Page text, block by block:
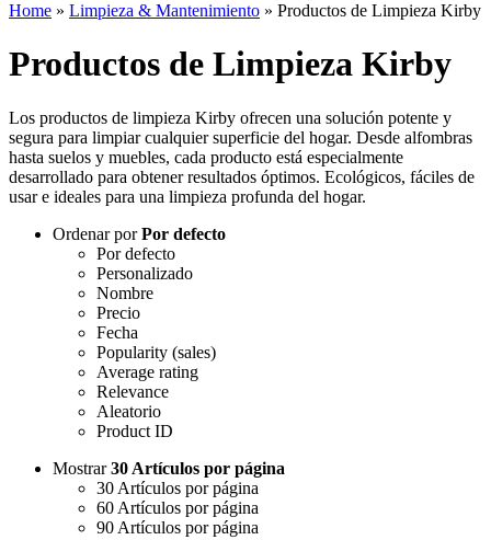
Home » Limpieza & Mantenimiento » Productos de Limpieza Kirby
Productos de Limpieza Kirby
Los productos de limpieza Kirby ofrecen una solución potente y
segura para limpiar cualquier superficie del hogar. Desde alfombras
hasta suelos y muebles, cada producto está especialmente
desarrollado para obtener resultados óptimos. Ecológicos, fáciles de
usar e ideales para una limpieza profunda del hogar.
Ordenar porPor defecto
Por defecto
Personalizado
Nombre
Precio
Fecha
Popularity (sales)
Average rating
Relevance
Aleatorio
Product ID
Mostrar30 Artículos por página
30 Artículos por página
60 Artículos por página
90 Artículos por página